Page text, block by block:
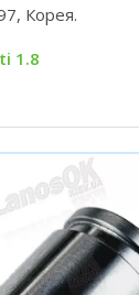
Корея.
1.8